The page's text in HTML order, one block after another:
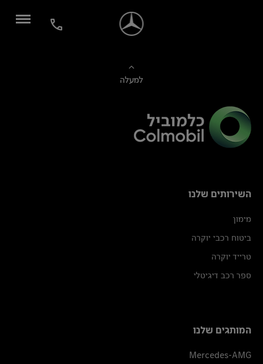
למעלה
השירותים שלנו
מימון
ביטוח רכבי יוקרה
טרייד יוקרה
ספר רכב דיגיטלי
המותגים שלנו
Mercedes-AMG